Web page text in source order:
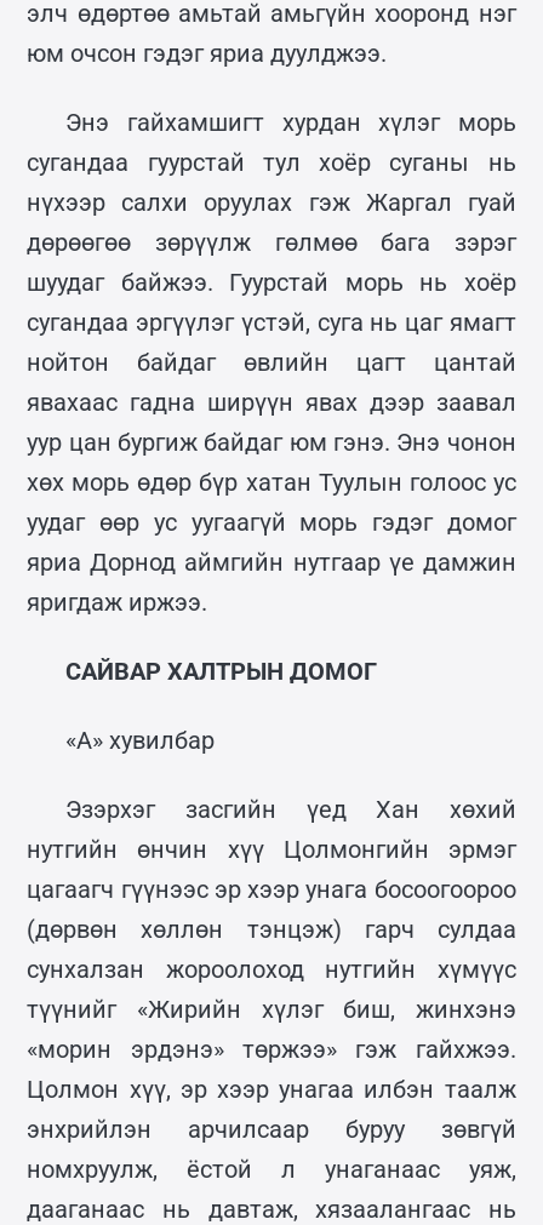
элч өдөртөө амьтай амьгүйн хооронд нэг
юм очсон гэдэг яриа дуулджээ.
Энэ гайхамшигт хурдан хүлэг морь
сугандаа гуурстай тул хоёр суганы нь
нүхээр салхи оруулах гэж Жаргал гуай
дөрөөгөө зөрүүлж гөлмөө бага зэрэг
шуудаг байжээ. Гуурстай морь нь хоёр
сугандаа эргүүлэг үстэй, суга нь цаг ямагт
нойтон байдаг өвлийн цагт цантай
явахаас гадна ширүүн явах дээр заавал
уур цан бургиж байдаг юм гэнэ. Энэ чонон
хөх морь өдөр бүр хатан Туулын голоос ус
уудаг өөр ус уугаагүй морь гэдэг домог
яриа Дорнод аймгийн нутгаар үе дамжин
яригдаж иржээ.
САЙВАР ХАЛТРЫН ДОМОГ
«А» хувилбар
Эзэрхэг засгийн үед Хан хөхий
нутгийн өнчин хүү Цолмонгийн эрмэг
цагаагч гүүнээс эр хээр унага босоогоороо
(дөрвөн хөллөн тэнцэж) гарч сулдаа
сунхалзан жороолоход нутгийн хүмүүс
түүнийг «Жирийн хүлэг биш, жинхэнэ
«морин эрдэнэ» төржээ» гэж гайхжээ.
Цолмон хүү, эр хээр унагаа илбэн таалж
энхрийлэн арчилсаар буруу зөвгүй
номхруулж, ёстой л унаганаас уяж,
дааганаас нь давтаж, хязаалангаас нь